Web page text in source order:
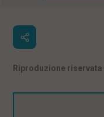
Riproduzione riservata